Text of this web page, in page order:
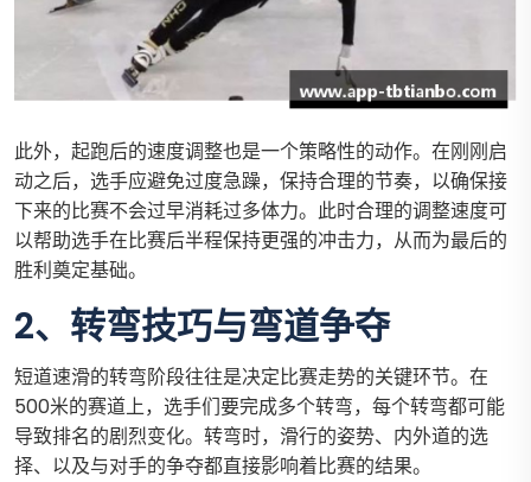
此外，起跑后的速度调整也是一个策略性的动作。在刚刚启
动之后，选手应避免过度急躁，保持合理的节奏，以确保接
下来的比赛不会过早消耗过多体力。此时合理的调整速度可
以帮助选手在比赛后半程保持更强的冲击力，从而为最后的
胜利奠定基础。
2、转弯技巧与弯道争夺
短道速滑的转弯阶段往往是决定比赛走势的关键环节。在
500米的赛道上，选手们要完成多个转弯，每个转弯都可能
导致排名的剧烈变化。转弯时，滑行的姿势、内外道的选
择、以及与对手的争夺都直接影响着比赛的结果。